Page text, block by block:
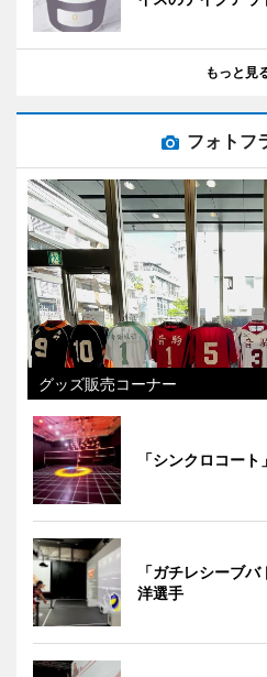
もっと見
フォトフ
グッズ販売コーナー
「シンクロコート」
「ガチレシーブ
洋選手